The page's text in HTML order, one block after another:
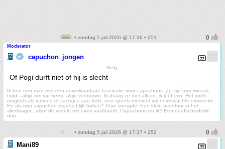
• zondag 5 juli 2026 @ 17:36 • 251
Moderator
capuchon_jongen
Belg
Of Pogi durft niet of hij is slecht
Ik ben een man met een onverklaarbare fascinatie voor capuchons. Ze zijn mijn tweede
huid—altijd om me heen, altijd vertrouwd. Ik draag ze niet alleen, ik lééf erin. Het voelt
magisch als iemand er zachtjes aan trekt, een speels moment vol onverwachte connectie.
En als mijn capuchon ergens blijft haken? Pure vreugde! Een klein avontuur in het
alledaagse, alsof de wereld me even vasthoudt. Capuchons en ik? Een onafscheidelijk
duo
• zondag 5 juli 2026 @ 17:37 • 252
Mani89